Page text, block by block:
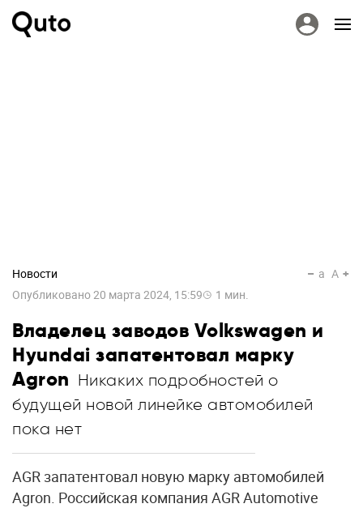
Новости
Опубликовано20 марта 2024, 15:59 1 мин.
a A
Владелец заводов Volkswagen и
Hyundai запатентовал марку
Agron Никаких подробностей о
будущей новой линейке автомобилей
пока нет
AGR запатентовал новую марку автомобилей
Agron. Российская компания AGR Automotive